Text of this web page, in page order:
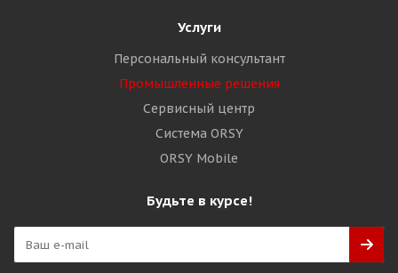
Услуги
Персональный консультант
Промышленные решения
Сервисный центр
Система ORSY
ORSY Mobile
Будьте в курсе!